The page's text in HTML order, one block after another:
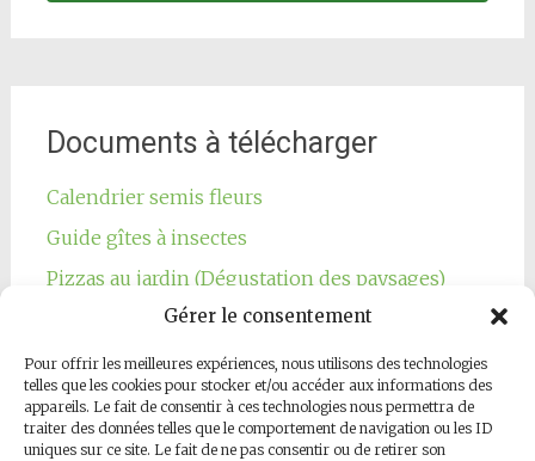
Gérer le consentement
Pour offrir les meilleures expériences, nous utilisons des technologies
telles que les cookies pour stocker et/ou accéder aux informations des
appareils. Le fait de consentir à ces technologies nous permettra de
traiter des données telles que le comportement de navigation ou les ID
uniques sur ce site. Le fait de ne pas consentir ou de retirer son
Documents à télécharger
Calendrier semis fleurs
Guide gîtes à insectes
Pizzas au jardin (Dégustation des paysages)
Notre page Facebook